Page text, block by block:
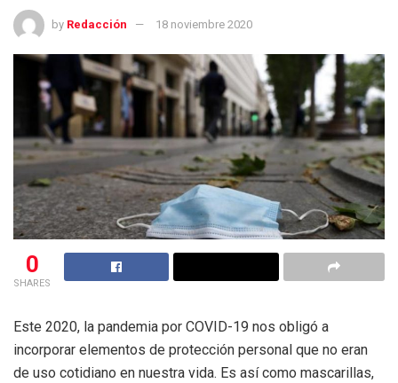
by Redacción 18 noviembre 2020
0
SHARES
Este 2020, la pandemia por COVID-19 nos obligó a
incorporar elementos de protección personal que no eran
de uso cotidiano en nuestra vida. Es así como mascarillas,